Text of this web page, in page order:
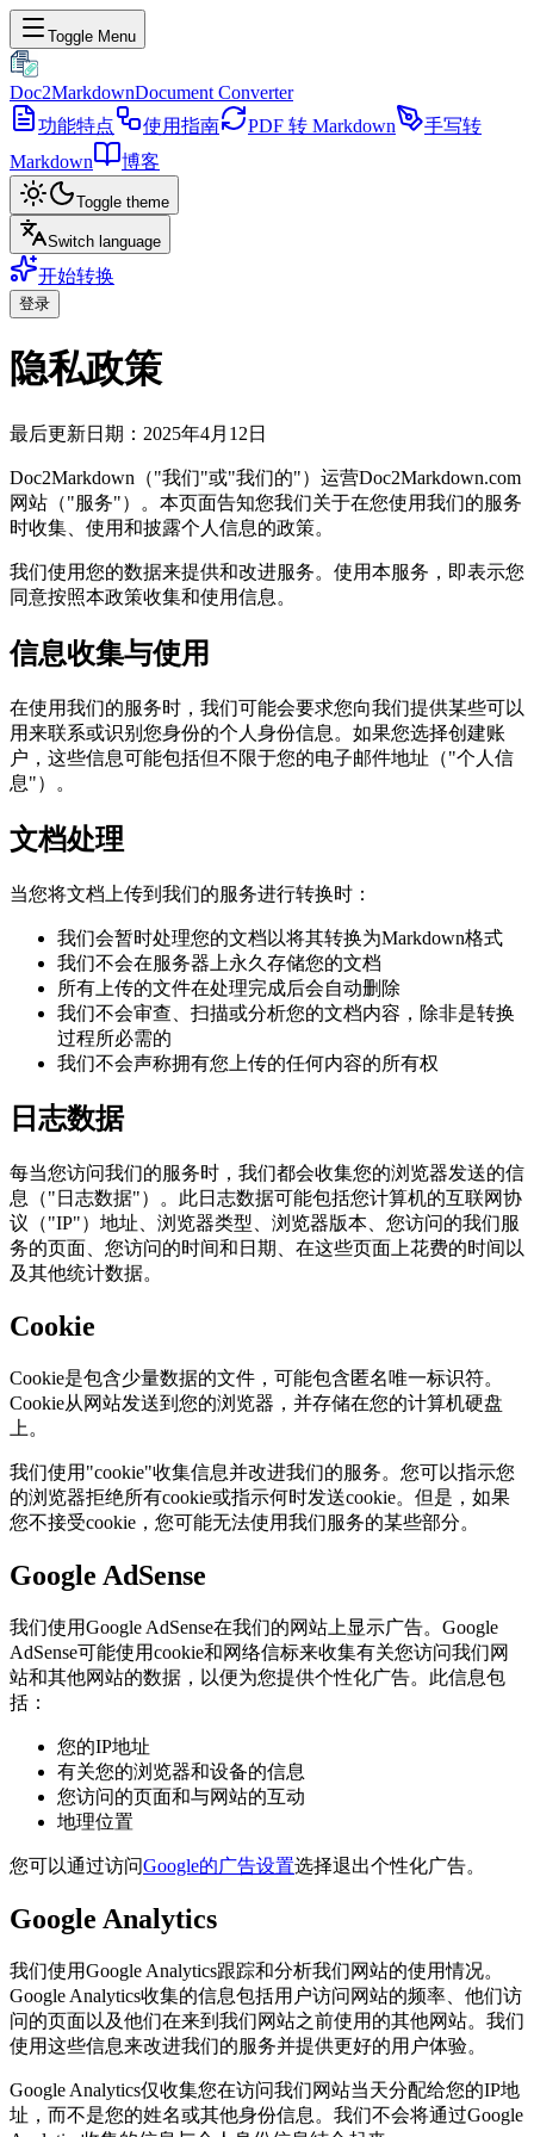
Toggle Menu
Doc2MarkdownDocument Converter
功能特点
使用指南 PDF 转 Markdown
手写转
Markdown
博客
Toggle theme
Switch language
开始转换
登录
隐私政策
最后更新日期：2025年4月12日
Doc2Markdown（"我们"或"我们的"）运营Doc2Markdown.com
网站（"服务"）。本页面告知您我们关于在您使用我们的服务
时收集、使用和披露个人信息的政策。
我们使用您的数据来提供和改进服务。使用本服务，即表示您
同意按照本政策收集和使用信息。
信息收集与使用
在使用我们的服务时，我们可能会要求您向我们提供某些可以
用来联系或识别您身份的个人身份信息。如果您选择创建账
户，这些信息可能包括但不限于您的电子邮件地址（"个人信
息"）。
文档处理
当您将文档上传到我们的服务进行转换时：
我们会暂时处理您的文档以将其转换为Markdown格式
我们不会在服务器上永久存储您的文档
所有上传的文件在处理完成后会自动删除
我们不会审查、扫描或分析您的文档内容，除非是转换
过程所必需的
我们不会声称拥有您上传的任何内容的所有权
日志数据
每当您访问我们的服务时，我们都会收集您的浏览器发送的信
息（"日志数据"）。此日志数据可能包括您计算机的互联网协
议（"IP"）地址、浏览器类型、浏览器版本、您访问的我们服
务的页面、您访问的时间和日期、在这些页面上花费的时间以
及其他统计数据。
Cookie
Cookie是包含少量数据的文件，可能包含匿名唯一标识符。
Cookie从网站发送到您的浏览器，并存储在您的计算机硬盘
上。
我们使用"cookie"收集信息并改进我们的服务。您可以指示您
的浏览器拒绝所有cookie或指示何时发送cookie。但是，如果
您不接受cookie，您可能无法使用我们服务的某些部分。
Google AdSense
我们使用Google AdSense在我们的网站上显示广告。Google
AdSense可能使用cookie和网络信标来收集有关您访问我们网
站和其他网站的数据，以便为您提供个性化广告。此信息包
括：
您的IP地址
有关您的浏览器和设备的信息
您访问的页面和与网站的互动
地理位置
您可以通过访问Google的广告设置选择退出个性化广告。
Google Analytics
我们使用Google Analytics跟踪和分析我们网站的使用情况。
Google Analytics收集的信息包括用户访问网站的频率、他们访
问的页面以及他们在来到我们网站之前使用的其他网站。我们
使用这些信息来改进我们的服务并提供更好的用户体验。
Google Analytics仅收集您在访问我们网站当天分配给您的IP地
址，而不是您的姓名或其他身份信息。我们不会将通过Google